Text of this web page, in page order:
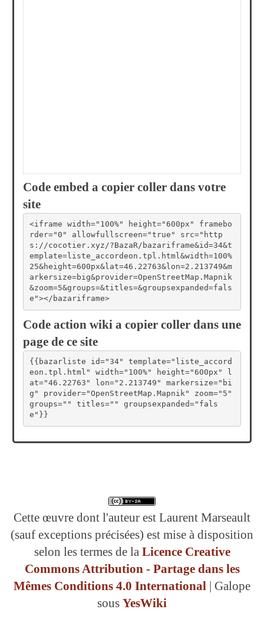
Code embed a copier coller dans votre
site
<iframe width="100%" height="600px" framebo
rder="0" allowfullscreen="true" src="http
s://cocotier.xyz/?BazaR/bazariframe&id=34&t
emplate=liste_accordeon.tpl.html&width=100%
25&height=600px&lat=46.22763&lon=2.213749&m
arkersize=big&provider=OpenStreetMap.Mapnik
&zoom=5&groups=&titles=&groupsexpanded=fals
e"></bazariframe>
Code action wiki a copier coller dans une
page de ce site
{{bazarliste id="34" template="liste_accord
eon.tpl.html" width="100%" height="600px" l
at="46.22763" lon="2.213749" markersize="bi
g" provider="OpenStreetMap.Mapnik" zoom="5"
groups="" titles="" groupsexpanded="fals
e"}}
Cette œuvre dont l'auteur est Laurent Marseault
(sauf exceptions précisées) est mise à disposition
selon les termes de la Licence Creative
Commons Attribution - Partage dans les
Mêmes Conditions 4.0 International | Galope
sous YesWiki